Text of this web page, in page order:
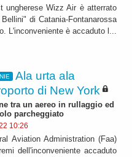
ungherese Wizz Air è atterrato
di Catania-Fontanarossa
L'inconveniente è accaduto l...
Ala urta ala
di New York
tra un aereo in rullaggio ed
parcheggiato
10:26
Aviation Administration (Faa)
dell'inconveniente accaduto